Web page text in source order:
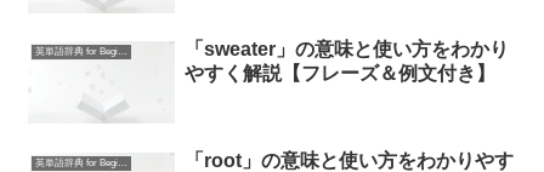
英単語辞典 for Beginners
「sweater」の意味と使い方をわかり
やすく解説【フレーズ＆例文付き】
英単語辞典 for Beginners
「root」の意味と使い方をわかりやす